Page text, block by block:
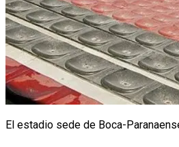
El estadio sede de Boca-